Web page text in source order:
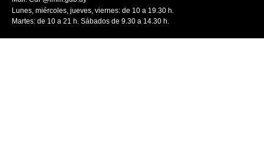
Lunes, miércoles, jueves, viernes: de 10 a 19.30 h.
Martes: de 10 a 21 h. Sábados de 9.30 a 14.30 h.